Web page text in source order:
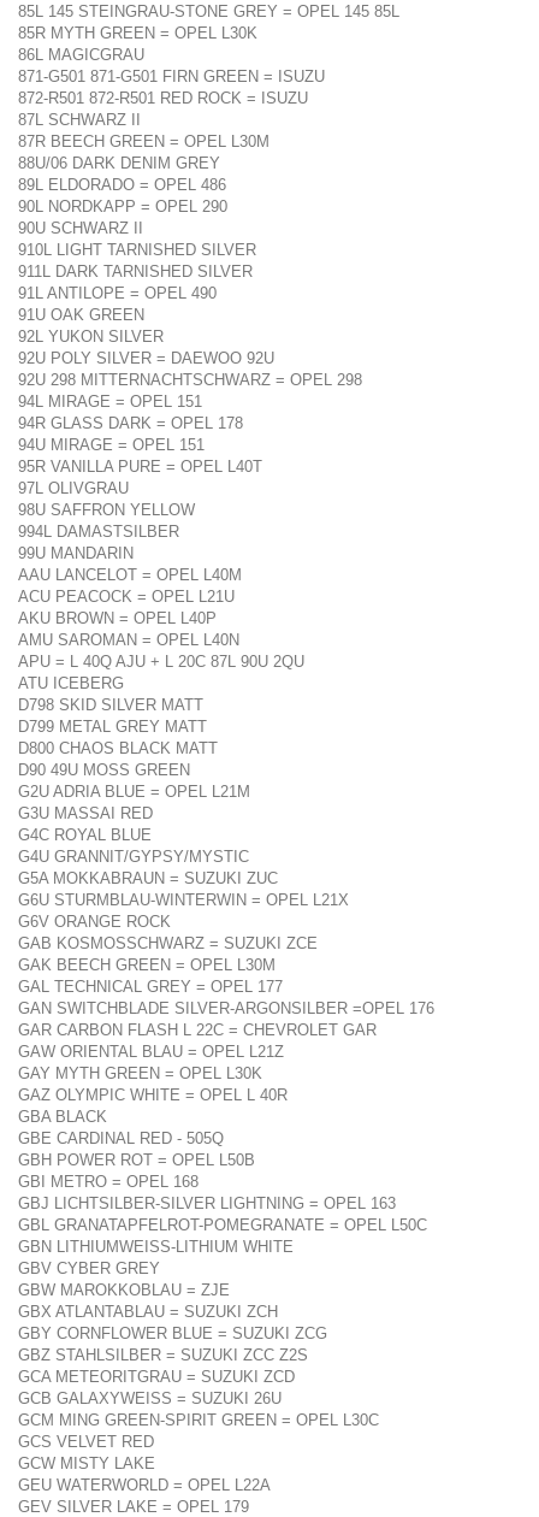
85L 145 STEINGRAU-STONE GREY = OPEL 145 85L
85R MYTH GREEN = OPEL L30K
86L MAGICGRAU
871-G501 871-G501 FIRN GREEN = ISUZU
872-R501 872-R501 RED ROCK = ISUZU
87L SCHWARZ II
87R BEECH GREEN = OPEL L30M
88U/06 DARK DENIM GREY
89L ELDORADO = OPEL 486
90L NORDKAPP = OPEL 290
90U SCHWARZ II
910L LIGHT TARNISHED SILVER
911L DARK TARNISHED SILVER
91L ANTILOPE = OPEL 490
91U OAK GREEN
92L YUKON SILVER
92U POLY SILVER = DAEWOO 92U
92U 298 MITTERNACHTSCHWARZ = OPEL 298
94L MIRAGE = OPEL 151
94R GLASS DARK = OPEL 178
94U MIRAGE = OPEL 151
95R VANILLA PURE = OPEL L40T
97L OLIVGRAU
98U SAFFRON YELLOW
994L DAMASTSILBER
99U MANDARIN
AAU LANCELOT = OPEL L40M
ACU PEACOCK = OPEL L21U
AKU BROWN = OPEL L40P
AMU SAROMAN = OPEL L40N
APU = L 40Q AJU + L 20C 87L 90U 2QU
ATU ICEBERG
D798 SKID SILVER MATT
D799 METAL GREY MATT
D800 CHAOS BLACK MATT
D90 49U MOSS GREEN
G2U ADRIA BLUE = OPEL L21M
G3U MASSAI RED
G4C ROYAL BLUE
G4U GRANNIT/GYPSY/MYSTIC
G5A MOKKABRAUN = SUZUKI ZUC
G6U STURMBLAU-WINTERWIN = OPEL L21X
G6V ORANGE ROCK
GAB KOSMOSSCHWARZ = SUZUKI ZCE
GAK BEECH GREEN = OPEL L30M
GAL TECHNICAL GREY = OPEL 177
GAN SWITCHBLADE SILVER-ARGONSILBER =OPEL 176
GAR CARBON FLASH L 22C = CHEVROLET GAR
GAW ORIENTAL BLAU = OPEL L21Z
GAY MYTH GREEN = OPEL L30K
GAZ OLYMPIC WHITE = OPEL L 40R
GBA BLACK
GBE CARDINAL RED - 505Q
GBH POWER ROT = OPEL L50B
GBI METRO = OPEL 168
GBJ LICHTSILBER-SILVER LIGHTNING = OPEL 163
GBL GRANATAPFELROT-POMEGRANATE = OPEL L50C
GBN LITHIUMWEISS-LITHIUM WHITE
GBV CYBER GREY
GBW MAROKKOBLAU = ZJE
GBX ATLANTABLAU = SUZUKI ZCH
GBY CORNFLOWER BLUE = SUZUKI ZCG
GBZ STAHLSILBER = SUZUKI ZCC Z2S
GCA METEORITGRAU = SUZUKI ZCD
GCB GALAXYWEISS = SUZUKI 26U
GCM MING GREEN-SPIRIT GREEN = OPEL L30C
GCS VELVET RED
GCW MISTY LAKE
GEU WATERWORLD = OPEL L22A
GEV SILVER LAKE = OPEL 179